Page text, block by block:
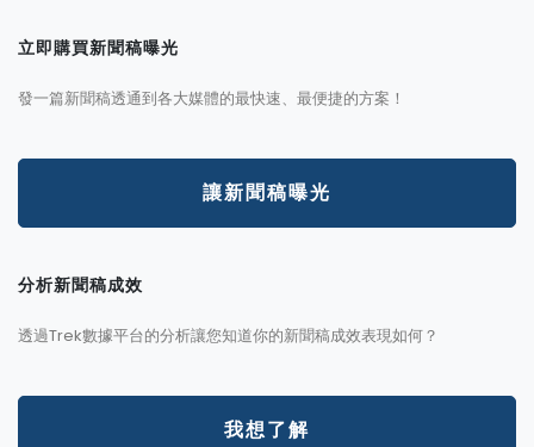
立即購買新聞稿曝光
發一篇新聞稿透通到各大媒體的最快速、最便捷的方案！
讓新聞稿曝光
分析新聞稿成效
透過Trek數據平台的分析讓您知道你的新聞稿成效表現如何？
我想了解